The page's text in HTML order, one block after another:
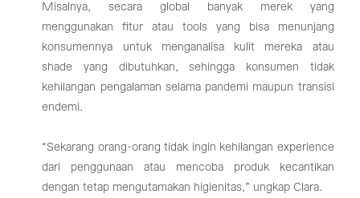
Misalnya, secara global banyak merek yang
menggunakan fitur atau tools yang bisa menunjang
konsumennya untuk menganalisa kulit mereka atau
shade yang dibutuhkan, sehingga konsumen tidak
kehilangan pengalaman selama pandemi maupun transisi
endemi.
“Sekarang orang-orang tidak ingin kehilangan experience
dari penggunaan atau mencoba produk kecantikan
dengan tetap mengutamakan higienitas,” ungkap Clara.